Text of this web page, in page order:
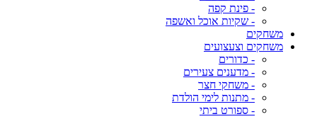
- פינת קפה
- שקיות אוכל ואשפה
משחקים
משחקים וצעצועים
- כדורים
- מדענים צעירים
- משחקי חצר
- מתנות לימי הולדת
- ספורט ביתי